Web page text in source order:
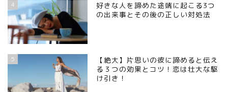
4
好きな人を諦めた途端に起こる3つ
の出来事とその後の正しい対処法
5
【絶大】片思いの彼に諦めると伝え
る３つの効果とコツ！恋は壮大な駆
け引き！